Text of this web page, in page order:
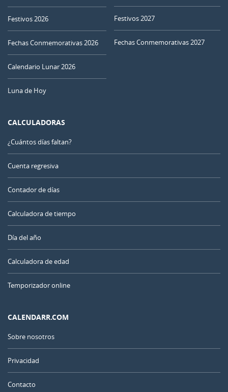
Festivos 2026
Fechas Conmemorativas 2026
Calendario Lunar 2026
Luna de Hoy
Festivos 2027
Fechas Conmemorativas 2027
CALCULADORAS
¿Cuántos días faltan?
Cuenta regresiva
Contador de días
Calculadora de tiempo
Día del año
Calculadora de edad
Temporizador online
CALENDARR.COM
Sobre nosotros
Privacidad
Contacto